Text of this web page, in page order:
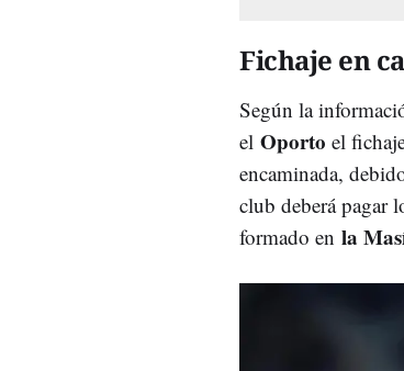
Fichaje en
Según la
el Oporto el
encaminada,
club deberá pagar
formado en la